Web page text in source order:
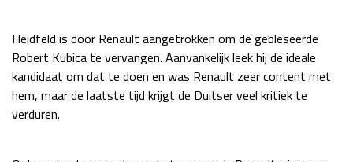
Kwalificatie
za 22:00 - 23:00
Race
LAS VEGAS GRAND PRIX 2026 20 - 22 nov
GP ABU DHABI 2026
Heidfeld is door Renault aangetrokken om de gebleseerde
Robert Kubica te vervangen. Aanvankelijk leek hij de ideale
kandidaat om dat te doen en was Renault zeer content met
hem, maar de laatste tijd krijgt de Duitser veel kritiek te
verduren.